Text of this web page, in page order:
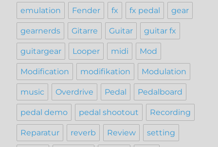
emulation Fender fx fx pedal gear
gearnerds Gitarre Guitar guitar fx
guitargear Looper midi Mod
Modification modifikation Modulation
music Overdrive Pedal Pedalboard
pedal demo pedal shootout Recording
Reparatur reverb Review setting